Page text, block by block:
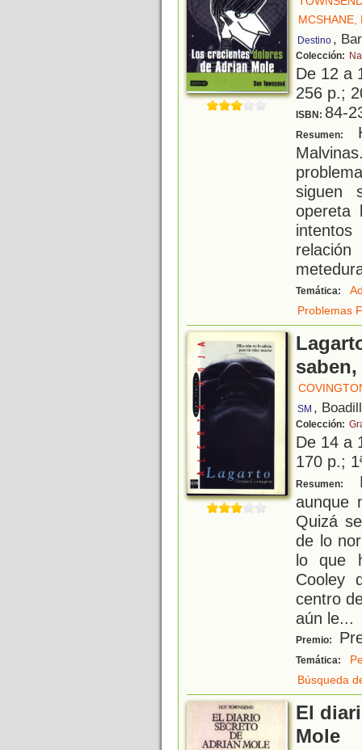
MCSHANE,
Destino ,
Colección:
De 12 a
256 p.;
ISBN: 84-
Resumen:
siguen
opereta
Temática:
Problemas
SM ,
Colección:
De 14 a
170 p.;
Resumen:
aunque
Quizá
de lo
lo que
Cooley
centro
aún le...
Premio:
Temática:
Búsqueda
El
Mole